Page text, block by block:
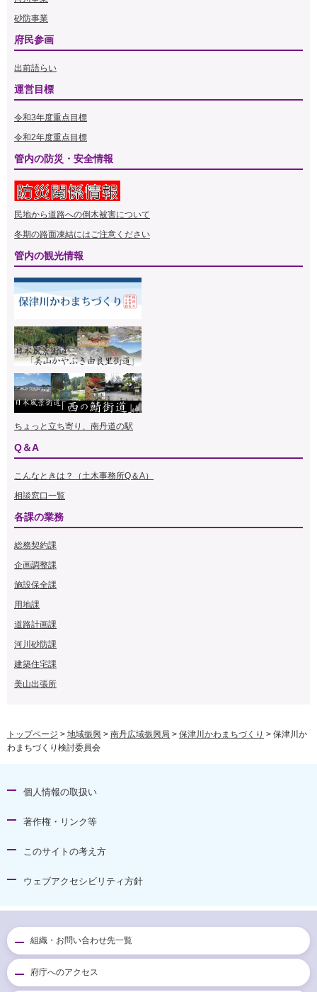
砂防事業
府民参画
出前語らい
運営目標
令和3年度重点目標
令和2年度重点目標
管内の防災・安全情報
民地から道路への倒木被害について
冬期の路面凍結にはご注意ください
管内の観光情報
ちょっと立ち寄り、南丹道の駅
Q＆A
こんなときは？（土木事務所Q＆A）
相談窓口一覧
各課の業務
総務契約課
企画調整課
施設保全課
用地課
道路計画課
河川砂防課
建築住宅課
美山出張所
トップページ > 地域振興 > 南丹広域振興局 > 保津川かわまちづくり > 保津川か
わまちづくり検討委員会
個人情報の取扱い
著作権・リンク等
このサイトの考え方
ウェブアクセシビリティ方針
組織・お問い合わせ先一覧
府庁へのアクセス